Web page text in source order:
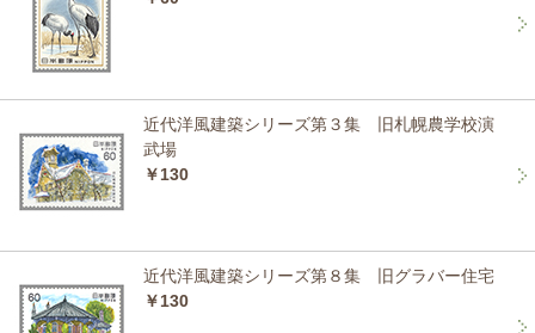
近代洋風建築シリーズ第３集 旧札幌農学校演
武場
￥130
近代洋風建築シリーズ第８集 旧グラバー住宅
￥130